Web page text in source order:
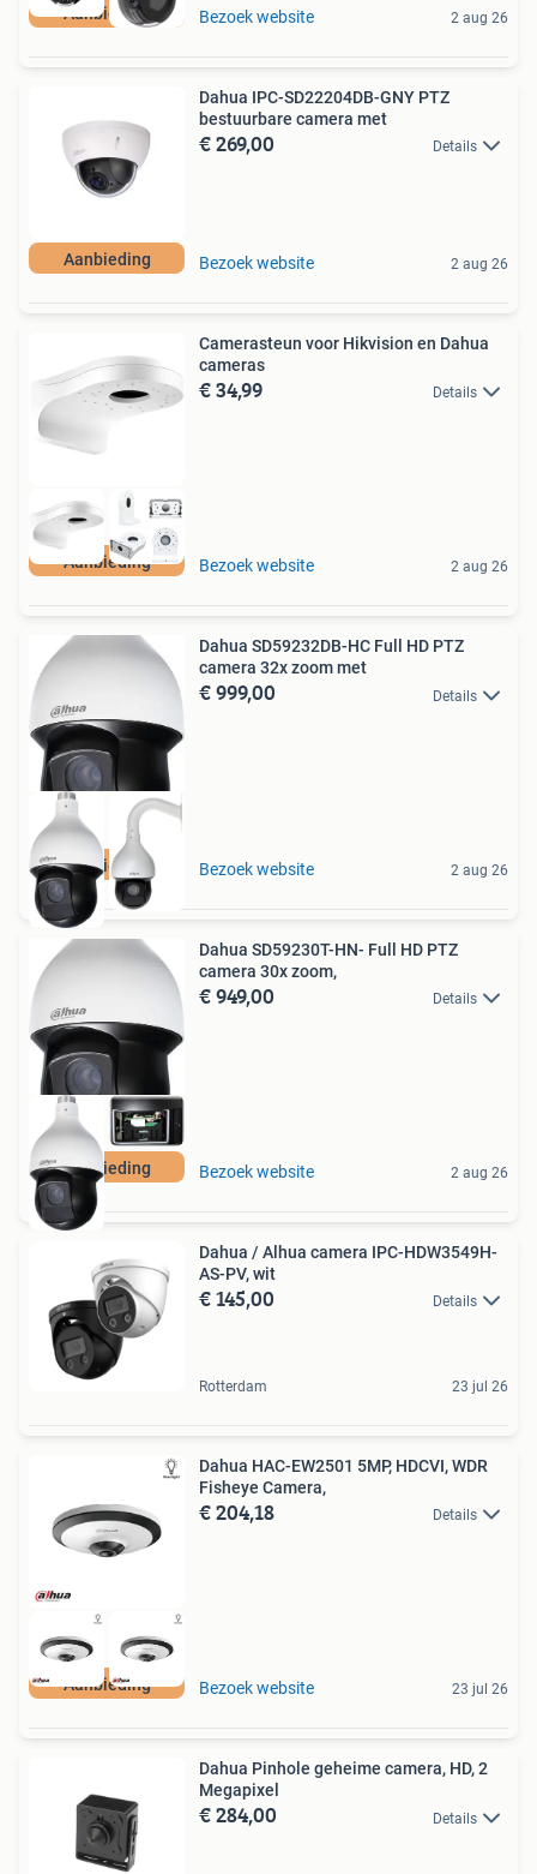
Aanbieding Bezoek website 2 aug 26
Aanbieding
Dahua IPC-SD22204DB-GNY PTZ
bestuurbare camera met
€ 269,00 Details
Bezoek website 2 aug 26
Aanbieding
Camerasteun voor Hikvision en Dahua
cameras
€ 34,99 Details
Bezoek website 2 aug 26
Aanbieding
Dahua SD59232DB-HC Full HD PTZ
camera 32x zoom met
€ 999,00 Details
Bezoek website 2 aug 26
Aanbieding
Dahua SD59230T-HN- Full HD PTZ
camera 30x zoom,
€ 949,00 Details
Bezoek website 2 aug 26
Dahua / Alhua camera IPC-HDW3549H-
AS-PV, wit
€ 145,00 Details
Rotterdam 23 jul 26
Aanbieding
Dahua HAC-EW2501 5MP, HDCVI, WDR
Fisheye Camera,
€ 204,18 Details
Bezoek website 23 jul 26
Dahua Pinhole geheime camera, HD, 2
Megapixel
€ 284,00 Details